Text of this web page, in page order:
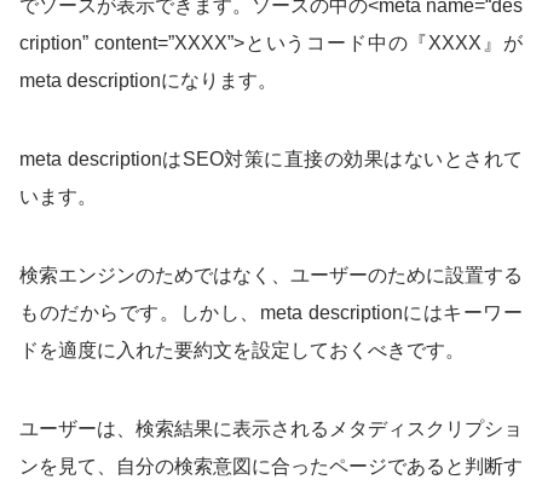
でソースが表示できます。ソースの中の<meta name=“des
cription” content=”XXXX”>というコード中の『XXXX』が
meta descriptionになります。
meta descriptionはSEO対策に直接の効果はないとされて
います。
検索エンジンのためではなく、ユーザーのために設置する
ものだからです。しかし、meta descriptionにはキーワー
ドを適度に入れた要約文を設定しておくべきです。
ユーザーは、検索結果に表示されるメタディスクリプショ
ンを見て、自分の検索意図に合ったページであると判断す